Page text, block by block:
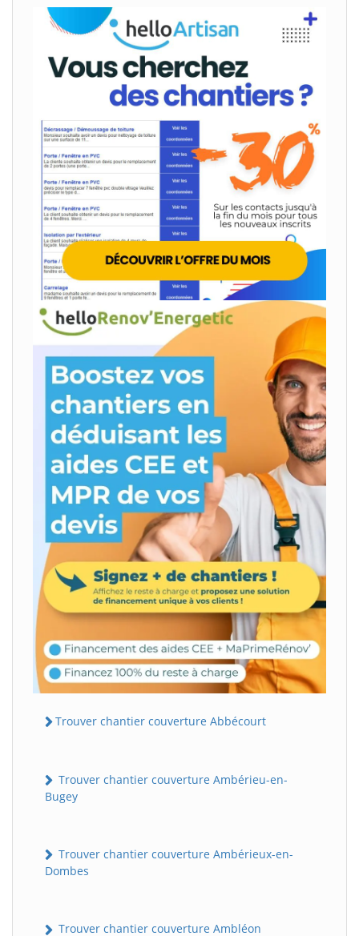
Trouver chantier couverture Abbécourt
Trouver chantier couverture Ambérieu-en-
Bugey
Trouver chantier couverture Ambérieux-en-
Dombes
Trouver chantier couverture Ambléon